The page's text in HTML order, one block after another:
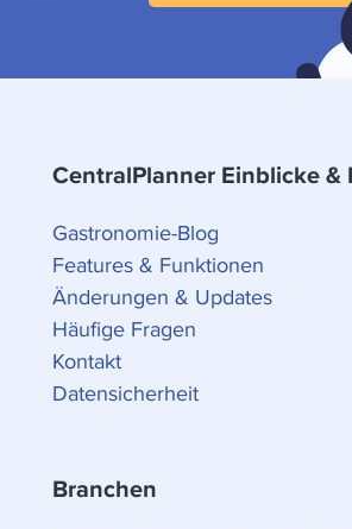
CentralPlanner Einblicke &
Gastronomie-Blog
Features & Funktionen
Änderungen & Updates
Häufige Fragen
Kontakt
Datensicherheit
Branchen